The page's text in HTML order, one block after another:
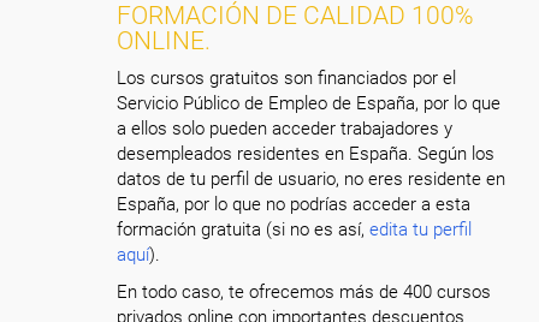
FORMACIÓN DE CALIDAD 100%
ONLINE.
Los cursos gratuitos son financiados por el
Servicio Público de Empleo de España, por lo que
a ellos solo pueden acceder trabajadores y
desempleados residentes en España. Según los
datos de tu perfil de usuario, no eres residente en
España, por lo que no podrías acceder a esta
formación gratuita (si no es así,edita tu perfil
aquí).
En todo caso, te ofrecemos más de 400 cursos
privados online con importantes descuentos